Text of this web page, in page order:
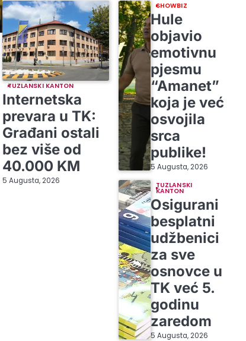
TUZLANSKI KANTON
Internetska
prevara u TK:
Građani ostali
bez više od
40.000 KM
5 Augusta, 2026
SHOWBIZ
Hule
objavio
emotivnu
pjesmu
“Amanet”
koja je već
osvojila
srca
publike!
5 Augusta, 2026
TUZLANSKI
KANTON
Osigurani
besplatni
udžbenici
za sve
osnovce u
TK već 5.
godinu
zaredom
5 Augusta, 2026